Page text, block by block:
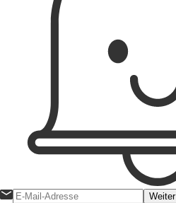
Weiter